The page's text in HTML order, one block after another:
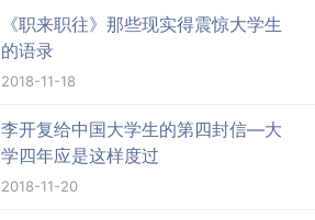
《职来职往》那些现实得震惊大学生
的语录
2018-11-18
李开复给中国大学生的第四封信—大
学四年应是这样度过
2018-11-20